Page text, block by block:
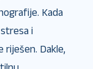
Kada
i
riješen. Dakle,